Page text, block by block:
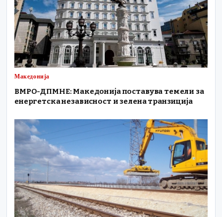
Македонија
ВМРО-ДПМНЕ: Македонија поставува темели за
енергетска независност и зелена транзиција